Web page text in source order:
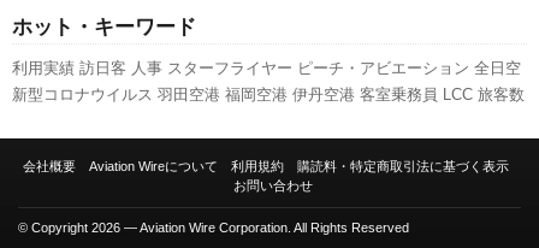
ホット・キーワード
利用実績 訪日客 人事 スターフライヤー ピーチ・アビエーション 全日空
新型コロナウイルス 羽田空港 福岡空港 伊丹空港 客室乗務員 LCC 旅客数
737NG 先週の注目記事 国交省 A350 XWB ボーイング ANAホールディン
会社概要 Aviation Wireについて 利用規約
購読料・特定商取引法に基づく表示
お問い合わせ
© Copyright 2026 — Aviation Wire Corporation. All Rights Reserved